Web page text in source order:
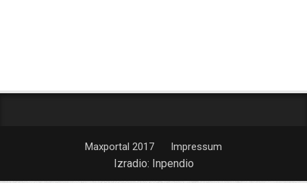
Maxportal 2017 Impressum
Izradio: Inpendio